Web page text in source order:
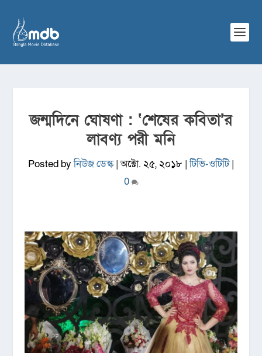
জন্মদিনে ঘোষণা : ‘শেষের কবিতা’র
লাবণ্য পরী মনি
Posted byনিউজ ডেস্ক|অক্টো. ২৫, ২০১৮ |টিভি-ওটিটি|
0